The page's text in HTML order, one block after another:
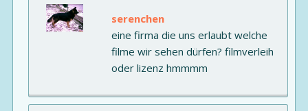
serenchen
eine firma die uns erlaubt welche
filme wir sehen dürfen? filmverleih
oder lizenz hmmmm